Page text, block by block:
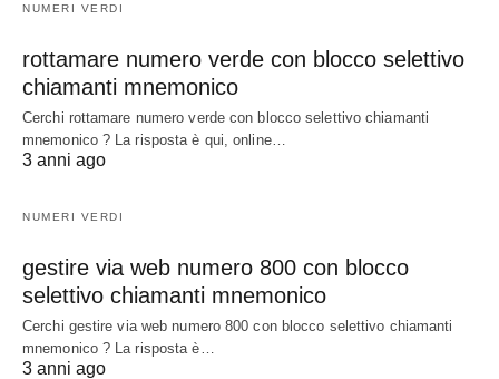
NUMERI VERDI
rottamare numero verde con blocco selettivo
chiamanti mnemonico
Cerchi rottamare numero verde con blocco selettivo chiamanti
mnemonico ? La risposta è qui, online…
3 anni ago
NUMERI VERDI
gestire via web numero 800 con blocco
selettivo chiamanti mnemonico
Cerchi gestire via web numero 800 con blocco selettivo chiamanti
mnemonico ? La risposta è…
3 anni ago